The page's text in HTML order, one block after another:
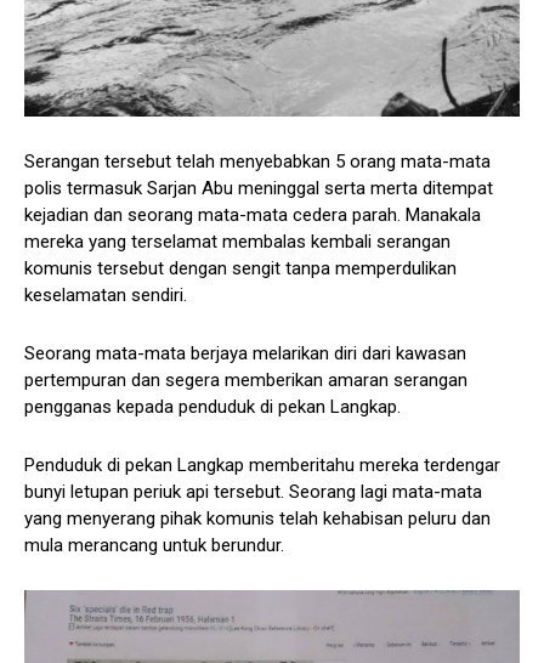
Serangan tersebut telah menyebabkan 5 orang mata-mata
polis termasuk Sarjan Abu meninggal serta merta ditempat
kejadian dan seorang mata-mata cedera parah. Manakala
mereka yang terselamat membalas kembali serangan
komunis tersebut dengan sengit tanpa memperdulikan
keselamatan sendiri.
Seorang mata-mata berjaya melarikan diri dari kawasan
pertempuran dan segera memberikan amaran serangan
pengganas kepada penduduk di pekan Langkap.
Penduduk di pekan Langkap memberitahu mereka terdengar
bunyi letupan periuk api tersebut. Seorang lagi mata-mata
yang menyerang pihak komunis telah kehabisan peluru dan
mula merancang untuk berundur.